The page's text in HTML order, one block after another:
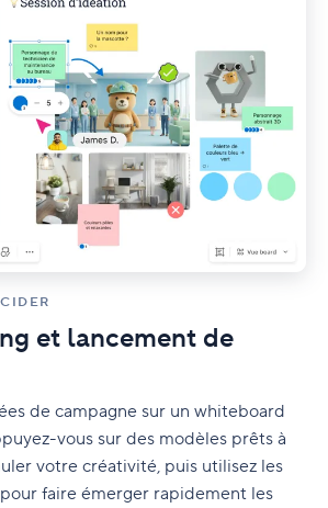
et lancement de
de campagne sur un whiteboard
vous sur des modèles prêts à
votre créativité, puis utilisez les
faire émerger rapidement les